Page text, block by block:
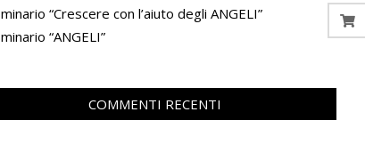
“Crescere con l’aiuto degli ANGELI”
“ANGELI”
COMMENTI RECENTI